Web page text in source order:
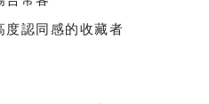
度認同感的收藏者